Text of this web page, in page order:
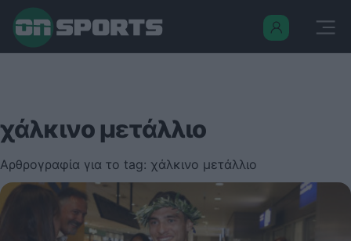
χάλκινο μετάλλιο
Αρθρογραφία για το tag: χάλκινο μετάλλιο